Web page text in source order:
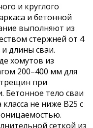
и круглого
и бетонной
выполняют из
стержней от 4
длины сваи.
хомутов из
200–400 мм для
при
Бетонное тело сваи
не ниже В25 с
сеткой из